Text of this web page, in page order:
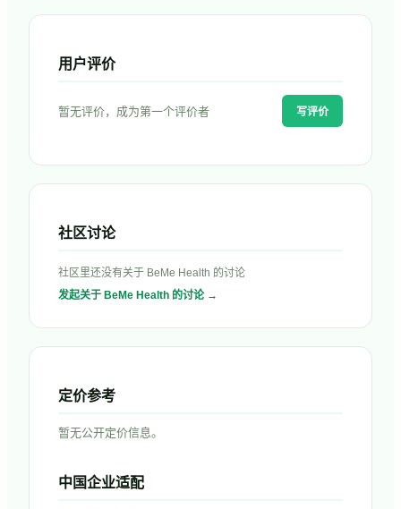
用户评价
暂无评价，成为第一个评价者 写评价
社区讨论
社区里还没有关于 BeMe Health 的讨论
发起关于 BeMe Health 的讨论 →
定价参考
暂无公开定价信息。
中国企业适配